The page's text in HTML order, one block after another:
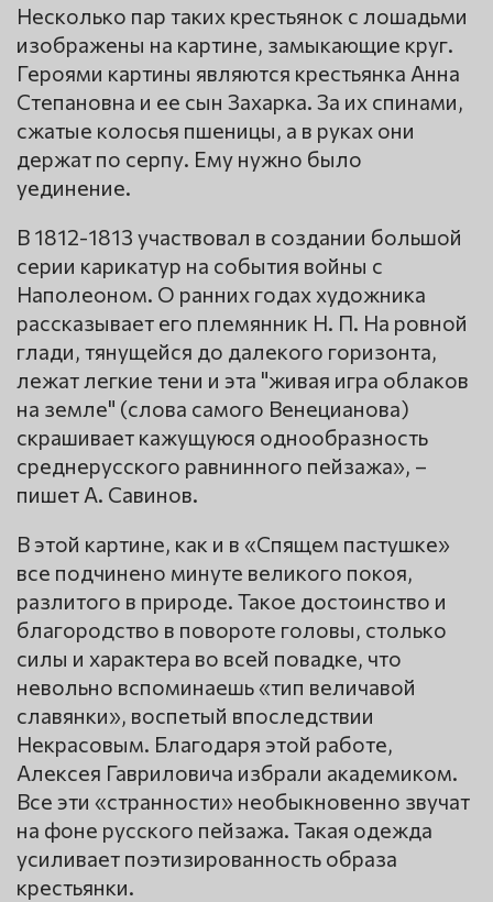
Несколько пар таких крестьянок с лошадьми
изображены на картине, замыкающие круг.
Героями картины являются крестьянка Анна
Степановна и ее сын Захарка. За их спинами,
сжатые колосья пшеницы, а в руках они
держат по серпу. Ему нужно было
уединение.
В 1812-1813 участвовал в создании большой
серии карикатур на события войны с
Наполеоном. О ранних годах художника
рассказывает его племянник Н. П. На ровной
глади, тянущейся до далекого горизонта,
лежат легкие тени и эта "живая игра облаков
на земле" (слова самого Венецианова)
скрашивает кажущуюся однообразность
среднерусского равнинного пейзажа», –
пишет А. Савинов.
В этой картине, как и в «Спящем пастушке»
все подчинено минуте великого покоя,
разлитого в природе. Такое достоинство и
благородство в повороте головы, столько
силы и характера во всей повадке, что
невольно вспоминаешь «тип величавой
славянки», воспетый впоследствии
Некрасовым. Благодаря этой работе,
Алексея Гавриловича избрали академиком.
Все эти «странности» необыкновенно звучат
на фоне русского пейзажа. Такая одежда
усиливает поэтизированность образа
крестьянки.